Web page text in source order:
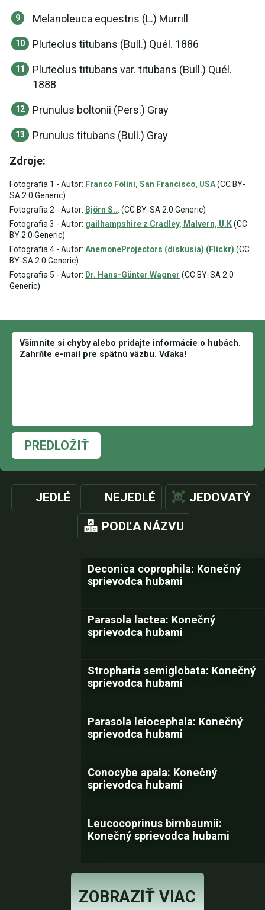
Melanoleuca equestris (L.) Murrill
Pluteolus titubans (Bull.) Quél. 1886
Pluteolus titubans var. titubans (Bull.) Quél.
1888
Prunulus boltonii (Pers.) Gray
Prunulus titubans (Bull.) Gray
Zdroje:
Fotografia 1 - Autor: Franco Folini, San Francisco, USA(CC BY-
SA 2.0 Generic)
Fotografia 2 - Autor: Björn S.. . (CC BY-SA 2.0 Generic)
Fotografia 3 - Autor: gailhampshire z Cradley, Malvern, U.K(CC
BY 2.0 Generic)
Fotografia 4 - Autor: AnemoneProjectors (diskusia) (Flickr) (CC
BY-SA 2.0 Generic)
Fotografia 5 - Autor: Dr. Hans-Günter Wagner (CC BY-SA 2.0
Generic)
PREDLOŽIŤ
JEDLÉ NEJEDLÉ JEDOVATÝ
PODĽA NÁZVU
Deconica coprophila: Konečný
sprievodca hubami
Parasola lactea: Konečný
sprievodca hubami
Stropharia semiglobata: Konečný
sprievodca hubami
Parasola leiocephala: Konečný
sprievodca hubami
Conocybe apala: Konečný
sprievodca hubami
Leucocoprinus birnbaumii:
Konečný sprievodca hubami
ZOBRAZIŤ VIAC